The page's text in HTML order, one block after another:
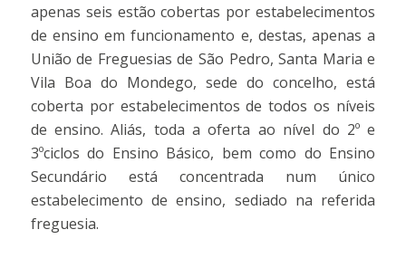
apenas seis estão cobertas por estabelecimentos
de ensino em funcionamento e, destas, apenas a
União de Freguesias de São Pedro, Santa Maria e
Vila Boa do Mondego, sede do concelho, está
coberta por estabelecimentos de todos os níveis
de ensino. Aliás, toda a oferta ao nível do 2º e
3ºciclos do Ensino Básico, bem como do Ensino
Secundário está concentrada num único
estabelecimento de ensino, sediado na referida
freguesia.